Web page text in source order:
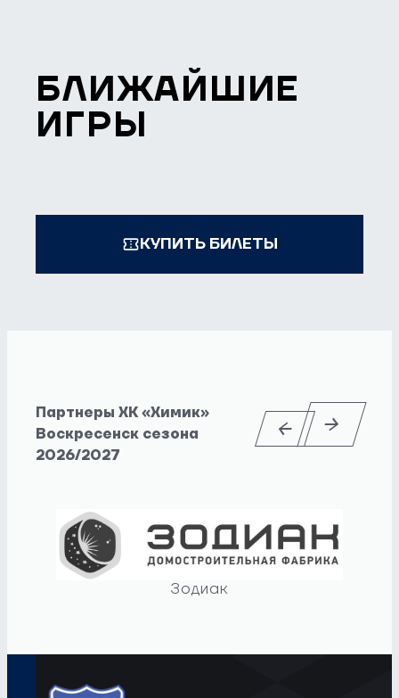
БЛИЖАЙШИЕ
ИГРЫ
КУПИТЬ БИЛЕТЫ
Партнеры ХК «Химик»
Воскресенск сезона
2026/2027
Зодиак